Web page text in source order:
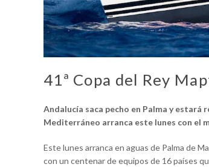
41ª Copa del Rey
Andalucía saca pecho en Palma y
Mediterráneo arranca este lunes con el
Este lunes arranca en aguas de Palma de
con un centenar de equipos de 16 países